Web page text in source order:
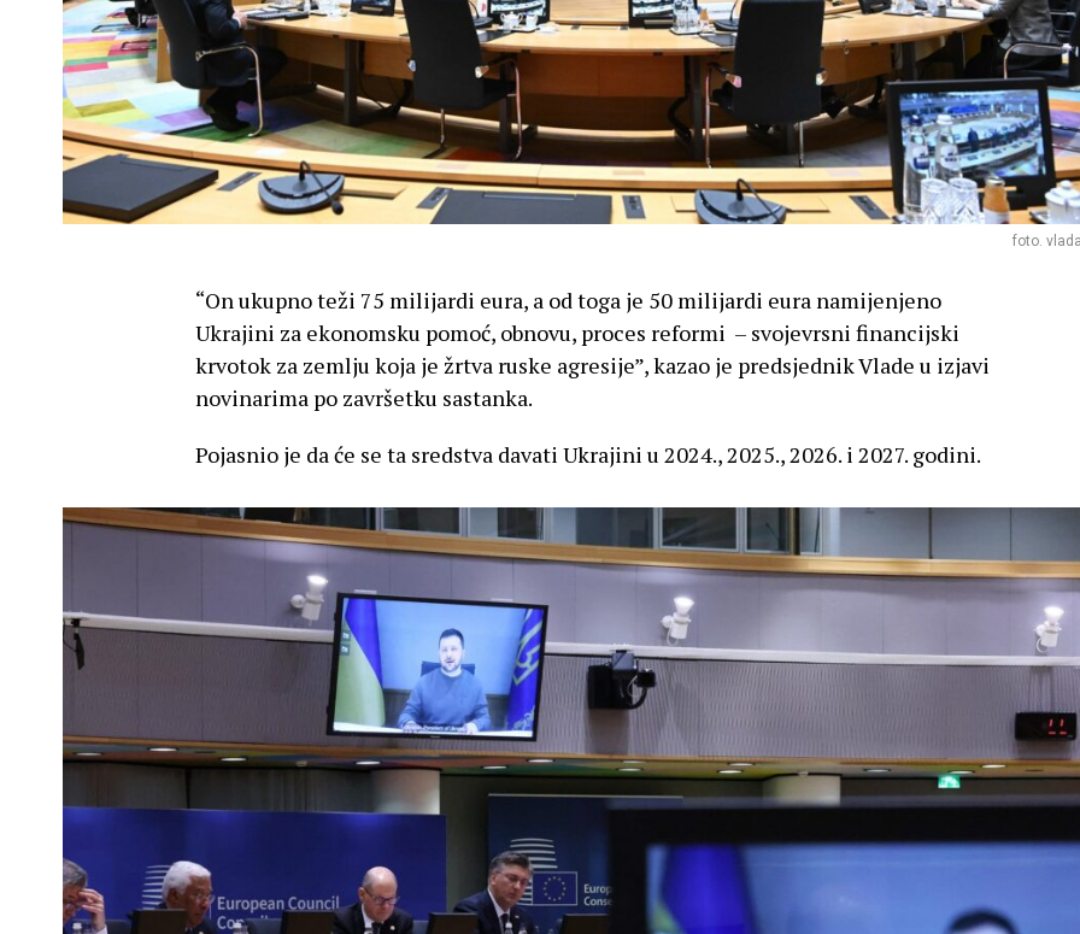
foto.
“On ukupno teži 75 milijardi eura, a od toga je 50 milijardi eura namijenjeno
Ukrajini za ekonomsku pomoć, obnovu, proces reformi – svojevrsni financijski
krvotok za zemlju koja je žrtva ruske agresije”, kazao je predsjednik Vlade u izjavi
novinarima po završetku sastanka.
Pojasnio je da će se ta sredstva davati Ukrajini u 2024., 2025., 2026. i 2027. godini.